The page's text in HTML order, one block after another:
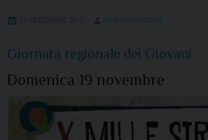
13 SETTEMBRE 2017 H24SUPERADMIN
Giornata regionale dei Giovani
Domenica 19 novembre